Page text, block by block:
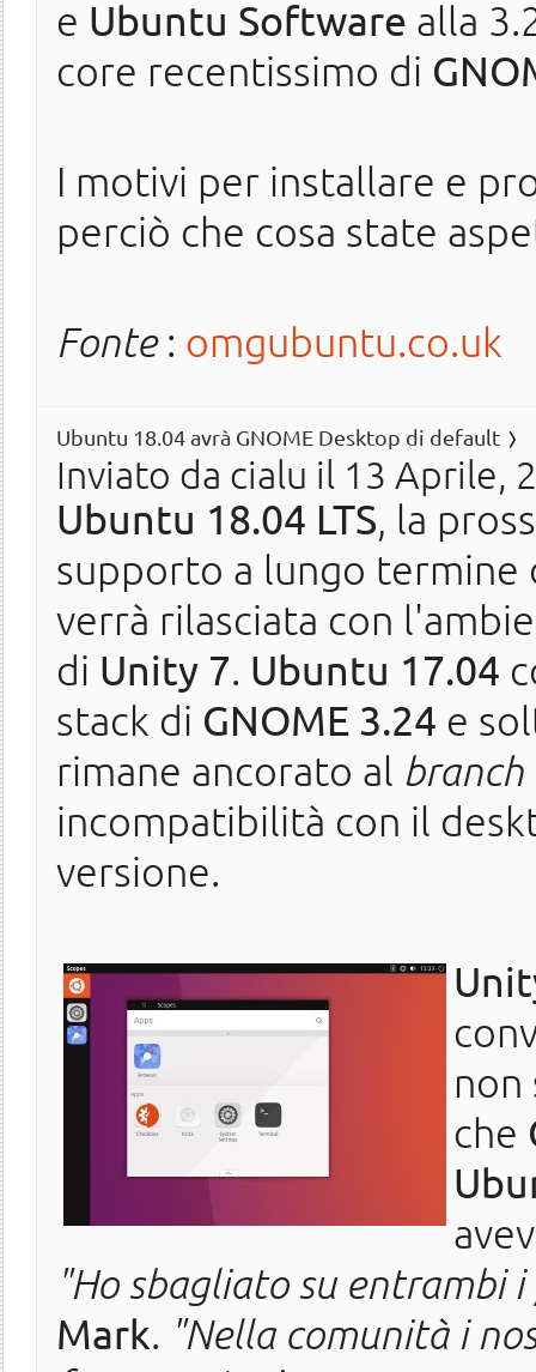
e Ubuntu Software alla
core recentissimo di
I motivi per installare e
perciò che cosa state
Fonte: omgubuntu.co.uk
Ubuntu 18.04 avrà GNOME Desktop di default
Inviato da cialu il 13 Aprile,
Ubuntu 18.04 LTS, la
supporto a lungo
verrà rilasciata con
di Unity 7. Ubuntu 17.04
stack di GNOME 3.24 e
rimane ancorato al branch
incompatibilità con il
versione.
che
"Ho sbagliato su entrambi
Mark. "Nella comunità i